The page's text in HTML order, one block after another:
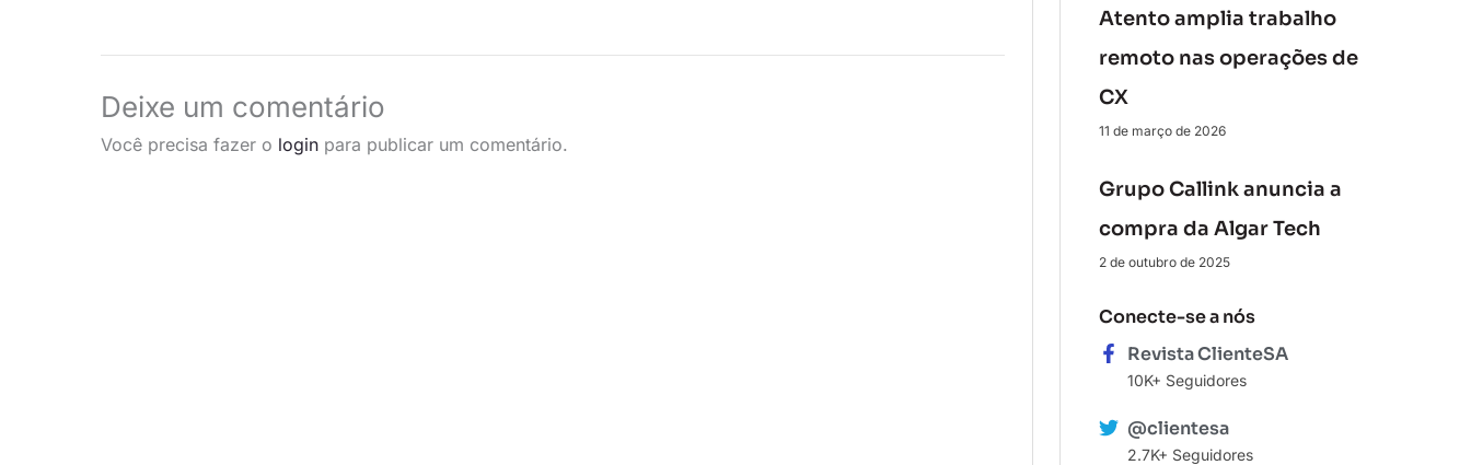
Deixe um comentário
Você precisa fazer o login para publicar um comentário.
Atento amplia trabalho
remoto nas operações de
CX
11 de março de 2026
Grupo Callink anuncia a
compra da Algar Tech
2 de outubro de 2025
Conecte-se a nós
Revista ClienteSA
10K+ Seguidores
@clientesa
2.7K+ Seguidores